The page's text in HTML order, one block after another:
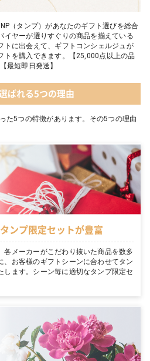
（タンプ）があなたのギフト選びを総合
イヤーが選りすぐりの商品を揃えている
トに出会えて、ギフトコンシェルジュが
トを購入できます。【25,000点以上の品
最短即日発送】
ばれる5つの理由
た5つの特徴があります。その5つの理由
ンプ限定セットが豊富
各メーカーがこだわり抜いた商品を数多
、お客様のギフトシーンに合わせてタン
します。シーン毎に適切なタンプ限定セ